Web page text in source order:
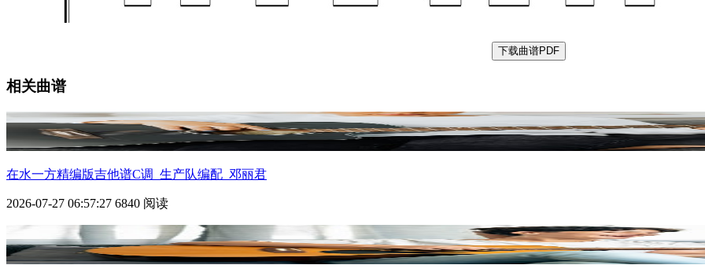
下载曲谱PDF
相关曲谱
在水一方精编版吉他谱C调_生产队编配_邓丽君
2026-07-27 06:57:27 6840 阅读